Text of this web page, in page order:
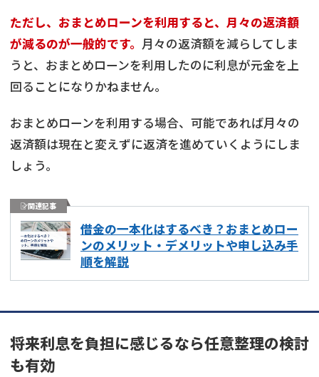
ただし、おまとめローンを利用すると、月々の返済額
が減るのが一般的です。 月々の返済額を減らしてしま
うと、おまとめローンを利用したのに利息が元金を上
回ることになりかねません。
おまとめローンを利用する場合、可能であれば月々の
返済額は現在と変えずに返済を進めていくようにしま
しょう。
関連記事
借金の一本化はするべき？おまとめロー
ンのメリット・デメリットや申し込み手
順を解説
将来利息を負担に感じるなら任意整理の検討
も有効